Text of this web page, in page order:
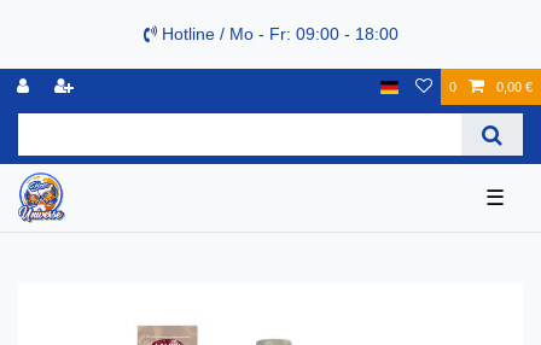
Hotline / Mo - Fr: 09:00 - 18:00
0 0,00 €
☰